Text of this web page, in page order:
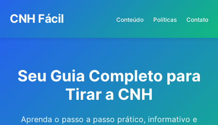
CNH Fácil Conteúdo Políticas Contato
Seu Guia Completo para
Tirar a CNH
Aprenda o passo a passo prático, informativo e